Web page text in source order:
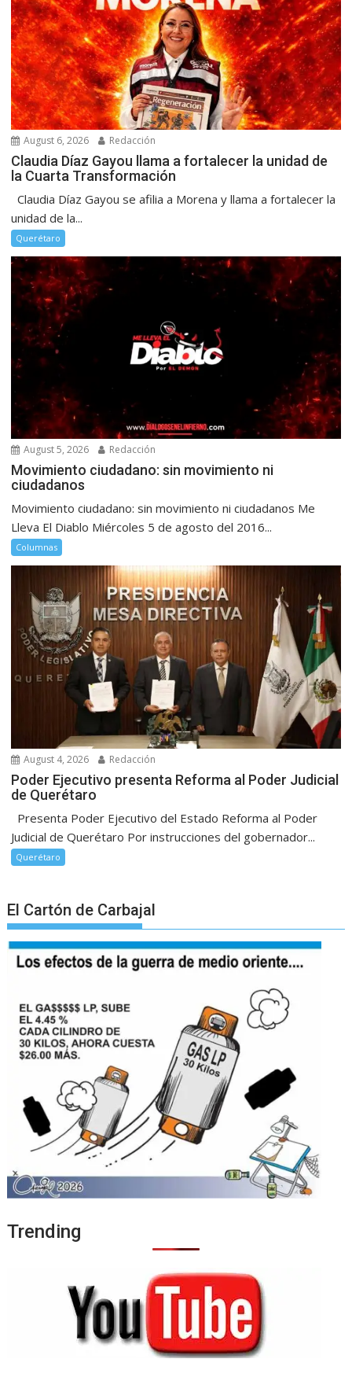
August 6, 2026 Redacción
Claudia Díaz Gayou llama a fortalecer la unidad de
la Cuarta Transformación
Claudia Díaz Gayou se afilia a Morena y llama a fortalecer la
unidad de la...
Querétaro
August 5, 2026 Redacción
Movimiento ciudadano: sin movimiento ni
ciudadanos
Movimiento ciudadano: sin movimiento ni ciudadanos Me
Lleva El Diablo Miércoles 5 de agosto del 2016...
Columnas
August 4, 2026 Redacción
Poder Ejecutivo presenta Reforma al Poder Judicial
de Querétaro
Presenta Poder Ejecutivo del Estado Reforma al Poder
Judicial de Querétaro Por instrucciones del gobernador...
Querétaro
El Cartón de Carbajal
Trending